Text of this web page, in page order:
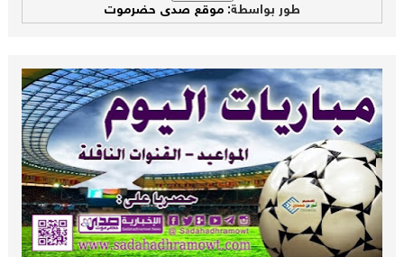
طور بواسطة:موقع صدى حضرموت